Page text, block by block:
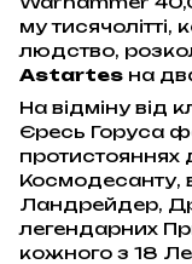
му тисячолітті,
людство,
Astartes на
На відміну від
Єресь Горуса
протистояннях
Космодесанту,
Ландрейдер,
легендарних
кожного з 18